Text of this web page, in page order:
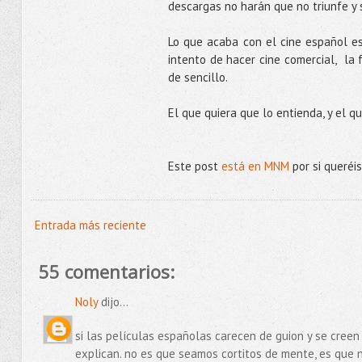
descargas no harán que no triunfe
Lo que acaba con el cine español
intento de hacer cine comercial,
de sencillo.
El que quiera que lo entienda, y el
Este post está en MNM por si
Entrada más reciente
55 comentarios:
Nolydijo...
si las películas españolas carecen de guion y se
explican. no es que seamos cortitos de mente, es que